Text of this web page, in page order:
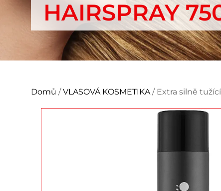
HAIRSPRAY
Domů /VLASOVÁ KOSMETIKA / Extra silně